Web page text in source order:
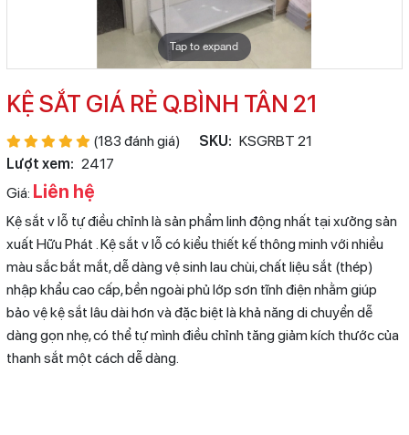
Tap to expand
KỆ SẮT GIÁ RẺ Q.BÌNH TÂN 21
(183 đánh giá) SKU: KSGRBT 21
Lượt xem: 2417
Giá: Liên hệ
Kệ sắt v lỗ tự điều chỉnh là sản phẩm linh động nhất tại xưởng sản
xuất Hữu Phát . Kệ sắt v lỗ có kiểu thiết kế thông minh với nhiều
màu sắc bắt mắt, dễ dàng vệ sinh lau chùi, chất liệu sắt (thép)
nhập khẩu cao cấp, bền ngoài phủ lớp sơn tĩnh điện nhằm giúp
bảo vệ kệ sắt lâu dài hơn và đặc biệt là khả năng di chuyển dễ
dàng gọn nhẹ, có thể tự mình điều chỉnh tăng giảm kích thước của
thanh sắt một cách dễ dàng.